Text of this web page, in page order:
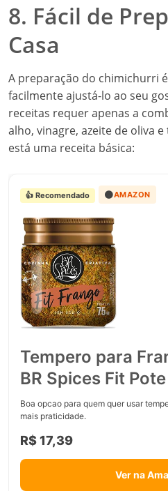
8. Fácil de
Casa
A preparação do chimichurri
facilmente ajustá-lo ao seu
receitas requer apenas a
alho, vinagre, azeite de oliva
está uma receita básica:
👍 Recomendado 🟠AMAZON
Tempero para
BR Spices Fit
Boa opcao para quem quer usar
mais praticidade.
R$ 17,39
Ver na